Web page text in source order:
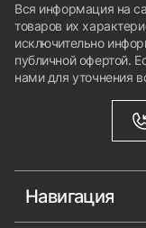
Вся информация на
товаров их
исключительно
публичной офертой.
нами для уточнения
Навигация